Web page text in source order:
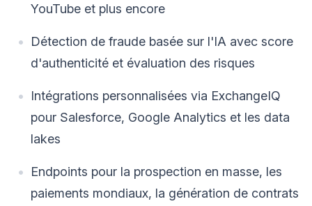
YouTube et plus encore
Détection de fraude basée sur l'IA avec score
d'authenticité et évaluation des risques
Intégrations personnalisées via ExchangeIQ
pour Salesforce, Google Analytics et les data
lakes
Endpoints pour la prospection en masse, les
paiements mondiaux, la génération de contrats